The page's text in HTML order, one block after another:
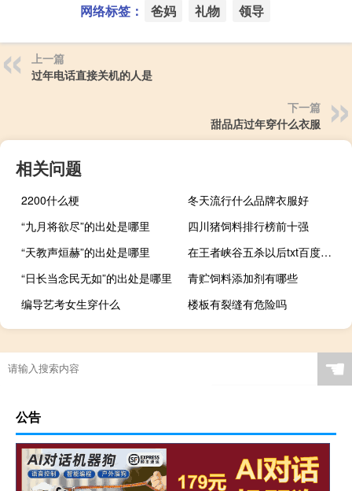
网络标签： 爸妈 礼物 领导
上一篇
过年电话直接关机的人是
下一篇
甜品店过年穿什么衣服
相关问题
2200什么梗
冬天流行什么品牌衣服好
“九月将欲尽”的出处是哪里
四川猪饲料排行榜前十强
“天教声烜赫”的出处是哪里
在王者峡谷五杀以后txt百度云（在王者峡谷五杀以后）
“日长当念民无如”的出处是哪里
青贮饲料添加剂有哪些
编导艺考女生穿什么
楼板有裂缝有危险吗
☚
公告